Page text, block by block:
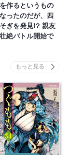
作るというもの
ったのだが、四
ぎを発見!? 親友
絶バトル開始で